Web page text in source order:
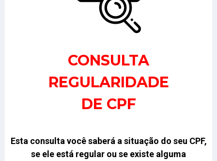
CONSULTA
REGULARIDADE
DE CPF
Esta consulta você saberá a situação do seu CPF,
se ele está regular ou se existe alguma